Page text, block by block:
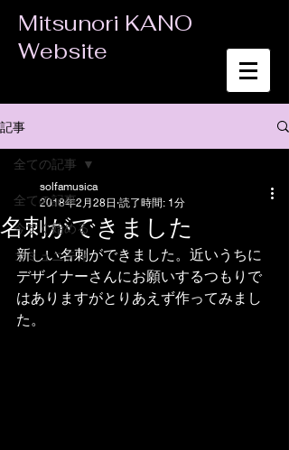
Mitsunori KANO
Website
記事
全ての記事
今すぐ始める
コミュニティ
全ての記事
名刺ができました
solfamusica
2018年2月28日 読了時間: 1分
新しい名刺ができました。近いうちに
デザイナーさんにお願いするつもりで
はありますがとりあえず作ってみまし
た。